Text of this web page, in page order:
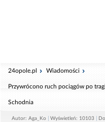
24opole.pl Wiadomości
Przywrócono ruch pociągów po
Schodnia
Autor: Aga_Ko Wyświetleń: 10103